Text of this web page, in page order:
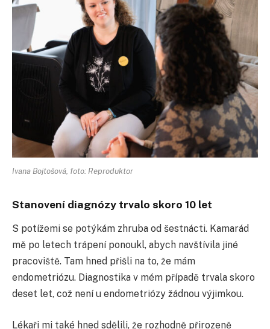
Ivana Bojtošová, foto: Reproduktor
Stanovení diagnózy trvalo skoro 10 let
S potížemi se potýkám zhruba od šestnácti. Kamarád
mě po letech trápení ponoukl, abych navštívila jiné
pracoviště. Tam hned přišli na to, že mám
endometriózu. Diagnostika v mém případě trvala skoro
deset let, což není u endometriózy žádnou výjimkou.
Lékaři mi také hned sdělili, že rozhodně přirozeně